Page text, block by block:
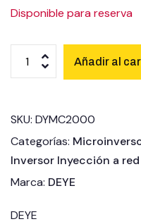
Disponible para reserva
Añadir al
SKU: DYMC2000
Categorías:
Inversor Inyección a red
Marca: DEYE
DEYE